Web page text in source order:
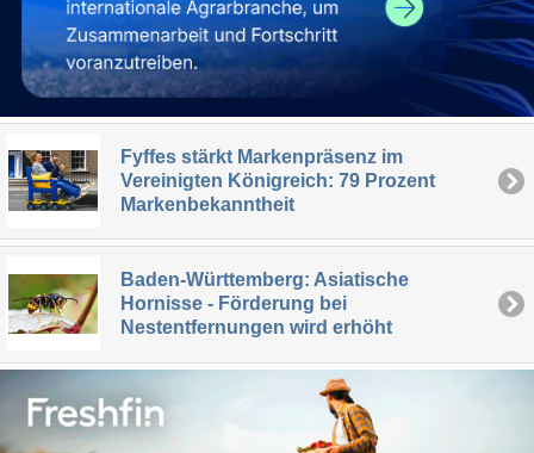
Fyffes stärkt Markenpräsenz im
Vereinigten Königreich: 79 Prozent
Markenbekanntheit
Baden-Württemberg: Asiatische
Hornisse - Förderung bei
Nestentfernungen wird erhöht